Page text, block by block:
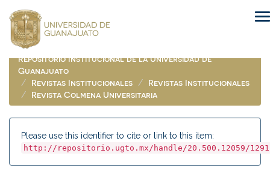
navigation
Repositorio Institucional de la Universidad de
Guanajuato
Revistas Institucionales
Revistas Institucionales
Revista Colmena Universitaria
Please use this identifier to cite or link to this item:
http://repositorio.ugto.mx/handle/20.500.12059/1291